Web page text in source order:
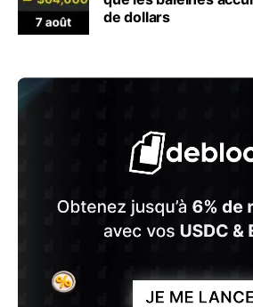
de dollars